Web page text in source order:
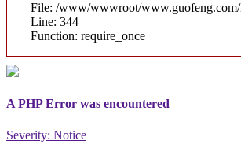
File: /www/wwwroot/
Line: 344
Function: require_once
A PHP Error was encountered
Severity: Notice